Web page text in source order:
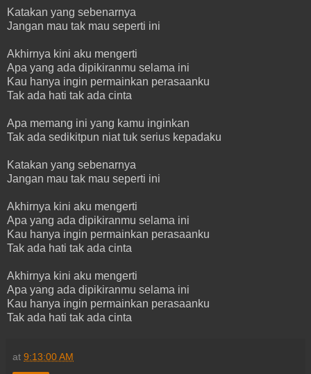
Katakan yang sebenarnya
Jangan mau tak mau seperti ini
Akhirnya kini aku mengerti
Apa yang ada dipikiranmu selama ini
Kau hanya ingin permainkan perasaanku
Tak ada hati tak ada cinta
Apa memang ini yang kamu inginkan
Tak ada sedikitpun niat tuk serius kepadaku
Katakan yang sebenarnya
Jangan mau tak mau seperti ini
Akhirnya kini aku mengerti
Apa yang ada dipikiranmu selama ini
Kau hanya ingin permainkan perasaanku
Tak ada hati tak ada cinta
Akhirnya kini aku mengerti
Apa yang ada dipikiranmu selama ini
Kau hanya ingin permainkan perasaanku
Tak ada hati tak ada cinta
at 9:13:00 AM